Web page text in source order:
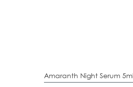
Amaranth Night Serum 5ml